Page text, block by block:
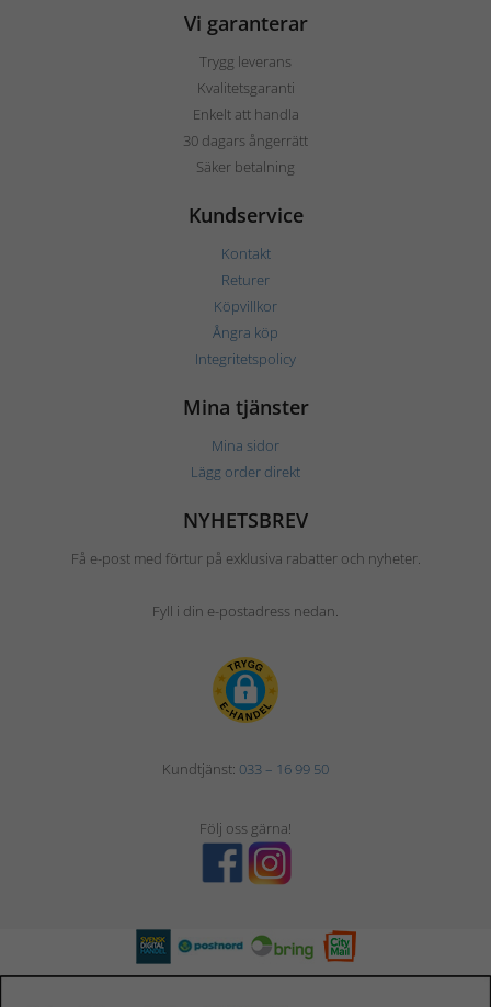
Vi garanterar
Trygg leverans
Kvalitetsgaranti
Enkelt att handla
30 dagars ångerrätt
Säker betalning
Kundservice
Kontakt
Returer
Köpvillkor
Ångra köp
Integritetspolicy
Mina tjänster
Mina sidor
Lägg order direkt
NYHETSBREV
Få e-post med förtur på exklusiva rabatter och nyheter.
Fyll i din e-postadress nedan.
Kundtjänst: 033 – 16 99 50
Följ oss gärna!